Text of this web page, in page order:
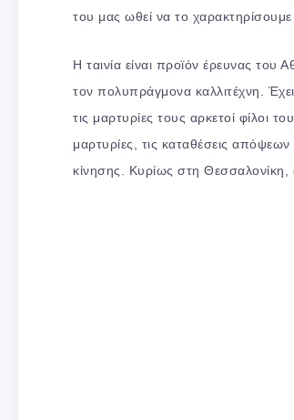
του μας ωθεί να το
Η ταινία είναι προϊόν έρευνας
τον πολυπράγμονα καλλιτέχνη.
τις μαρτυρίες τους αρκετοί φίλοι
μαρτυρίες, τις καταθέσεις απόψεων
κίνησης. Κυρίως στη Θεσσαλονίκη,